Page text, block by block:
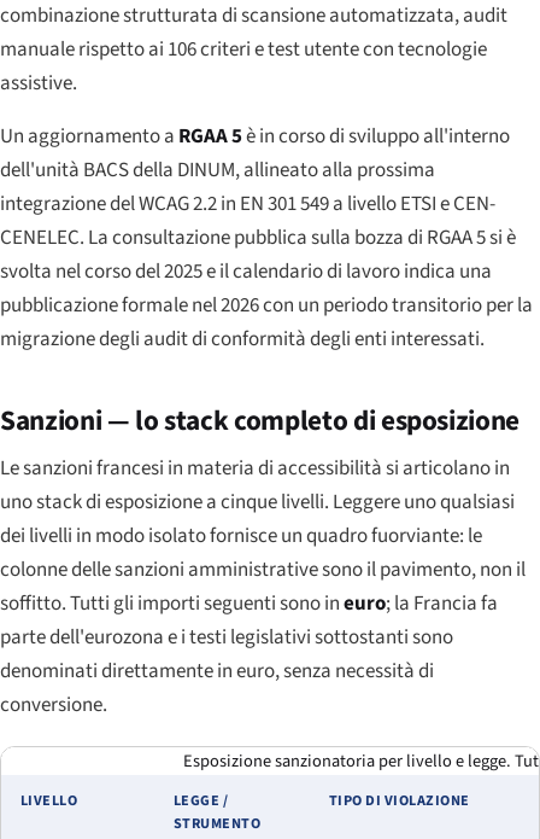
combinazione strutturata di scansione automatizzata, audit
manuale rispetto ai 106 criteri e test utente con tecnologie
assistive.
Un aggiornamento a RGAA 5è in corso di sviluppo all'interno
dell'unità BACS della DINUM, allineato alla prossima
integrazione del WCAG 2.2 in EN 301 549 a livello ETSI e CEN-
CENELEC. La consultazione pubblica sulla bozza di RGAA 5 si è
svolta nel corso del 2025 e il calendario di lavoro indica una
pubblicazione formale nel 2026 con un periodo transitorio per la
migrazione degli audit di conformità degli enti interessati.
Sanzioni — lo stack completo di esposizione
Le sanzioni francesi in materia di accessibilità si articolano in
uno stack di esposizione a cinque livelli. Leggere uno qualsiasi
dei livelli in modo isolato fornisce un quadro fuorviante: le
colonne delle sanzioni amministrative sono il pavimento, non il
soffitto. Tutti gli importi seguenti sono ineuro; la Francia fa
parte dell'eurozona e i testi legislativi sottostanti sono
denominati direttamente in euro, senza necessità di
conversione.
Esposizione sanzionatoria per livello e legge.
LIVELLO
LEGGE /
STRUMENTO
TIPO DI VIOLAZIONE